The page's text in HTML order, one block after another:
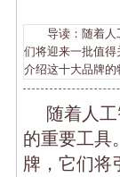
导读：随着人工
们将迎来一批值
介绍这十大品牌的
随着人
的重要工具
牌，它们将